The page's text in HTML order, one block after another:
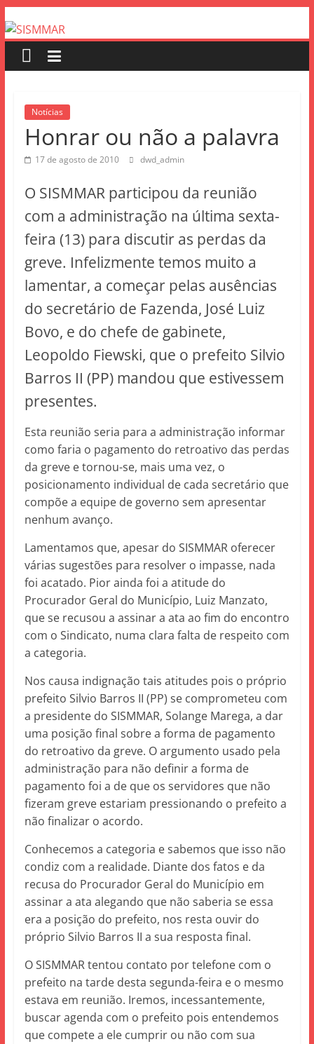
Notícias
Honrar ou não a palavra
17 de agosto de 2010 dwd_admin
O SISMMAR participou da reunião
com a administração na última sexta-
feira (13) para discutir as perdas da
greve. Infelizmente temos muito a
lamentar, a começar pelas ausências
do secretário de Fazenda, José Luiz
Bovo, e do chefe de gabinete,
Leopoldo Fiewski, que o prefeito Silvio
Barros II (PP) mandou que estivessem
presentes.
Esta reunião seria para a administração informar
como faria o pagamento do retroativo das perdas
da greve e tornou-se, mais uma vez, o
posicionamento individual de cada secretário que
compõe a equipe de governo sem apresentar
nenhum avanço.
Lamentamos que, apesar do SISMMAR oferecer
várias sugestões para resolver o impasse, nada
foi acatado. Pior ainda foi a atitude do
Procurador Geral do Município, Luiz Manzato,
que se recusou a assinar a ata ao fim do encontro
com o Sindicato, numa clara falta de respeito com
a categoria.
Nos causa indignação tais atitudes pois o próprio
prefeito Silvio Barros II (PP) se comprometeu com
a presidente do SISMMAR, Solange Marega, a dar
uma posição final sobre a forma de pagamento
do retroativo da greve. O argumento usado pela
administração para não definir a forma de
pagamento foi a de que os servidores que não
fizeram greve estariam pressionando o prefeito a
não finalizar o acordo.
Conhecemos a categoria e sabemos que isso não
condiz com a realidade. Diante dos fatos e da
recusa do Procurador Geral do Município em
assinar a ata alegando que não saberia se essa
era a posição do prefeito, nos resta ouvir do
próprio Silvio Barros II a sua resposta final.
O SISMMAR tentou contato por telefone com o
prefeito na tarde desta segunda-feira e o mesmo
estava em reunião. Iremos, incessantemente,
buscar agenda com o prefeito pois entendemos
que compete a ele cumprir ou não com sua